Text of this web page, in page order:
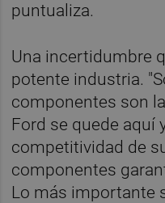
puntualiza.
Una incertidumbre
potente industria.
componentes son
Ford se quede aquí
competitividad de
componentes
Lo más importante